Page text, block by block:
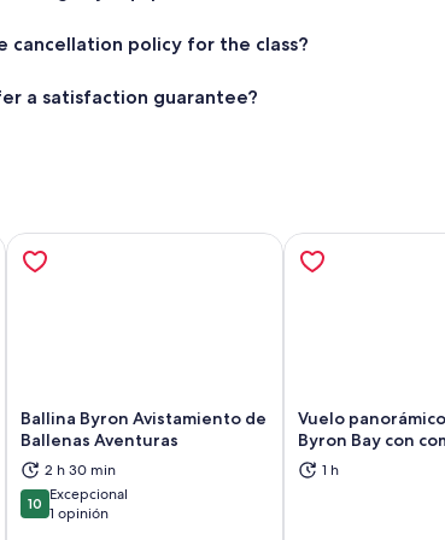
cancellation policy for the class?
a satisfaction guarantee?
nueva pestaña
Ballina Byron Avistamiento de
Ballenas Aventuras
2 h 30 min
1010 de 10
Excepcional
1 opinión
Se abrirá en una nueva pestaña
Vuelo
Byron Bay con
1 h